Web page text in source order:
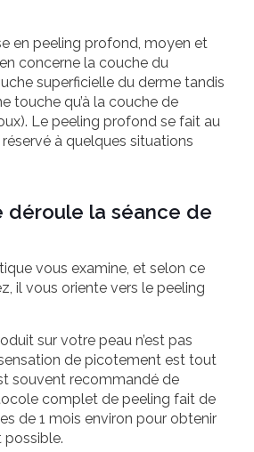
en peeling profond, moyen et
concerne la couche du
superficielle du derme tandis
touche qu’à la couche de
Le peeling profond se fait au
à quelques situations
déroule la séance de
vous examine, et selon ce
il vous oriente vers le peeling
sur votre peau n’est pas
de picotement est tout
souvent recommandé de
complet de peeling fait de
de 1 mois environ pour obtenir
possible.